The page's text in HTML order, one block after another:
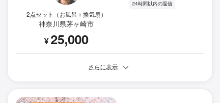
2点セット（お風呂＋換気扇）
神奈川県茅ヶ崎市
¥25,000
24時間以内の返信
さらに表示